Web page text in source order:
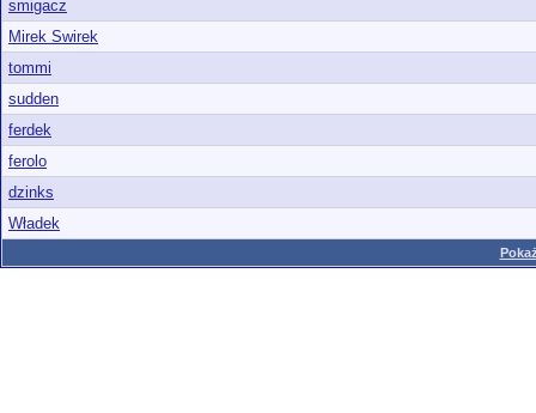
smigacz
Mirek Swirek
tommi
sudden
ferdek
ferolo
dzinks
Władek